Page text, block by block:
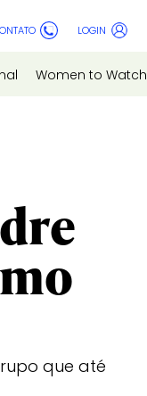
LOGIN
Women to Watch
que até